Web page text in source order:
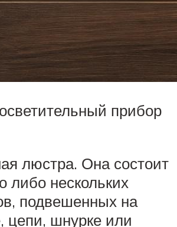
прибор
люстра. Она состоит
либо нескольких
подвешенных на
цепи, шнурке или